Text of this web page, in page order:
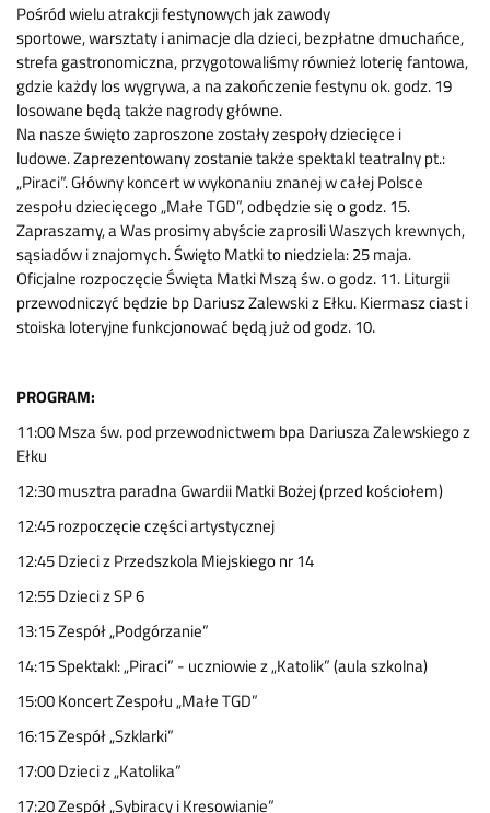
Pośród wielu atrakcji festynowych jak zawody
sportowe, warsztaty i animacje dla dzieci, bezpłatne dmuchańce,
strefa gastronomiczna, przygotowaliśmy również loterię fantowa,
gdzie każdy los wygrywa, a na zakończenie festynu ok. godz. 19
losowane będą także nagrody główne.
Na nasze święto zaproszone zostały zespoły dziecięce i
ludowe. Zaprezentowany zostanie także spektakl teatralny pt.:
„Piraci”. Główny koncert w wykonaniu znanej w całej Polsce
zespołu dziecięcego „Małe TGD”, odbędzie się o godz. 15.
Zapraszamy, a Was prosimy abyście zaprosili Waszych krewnych,
sąsiadów i znajomych. Święto Matki to niedziela: 25 maja.
Oficjalne rozpoczęcie Święta Matki Mszą św. o godz. 11. Liturgii
przewodniczyć będzie bp Dariusz Zalewski z Ełku. Kiermasz ciast i
stoiska loteryjne funkcjonować będą już od godz. 10.
PROGRAM:
11:00 Msza św. pod przewodnictwem bpa Dariusza Zalewskiego z
Ełku
12:30 musztra paradna Gwardii Matki Bożej (przed kościołem)
12:45 rozpoczęcie części artystycznej
12:45 Dzieci z Przedszkola Miejskiego nr 14
12:55 Dzieci z SP 6
13:15 Zespół „Podgórzanie”
14:15 Spektakl: „Piraci” - uczniowie z „Katolik” (aula szkolna)
15:00 Koncert Zespołu „Małe TGD”
16:15 Zespół „Szklarki”
17:00 Dzieci z „Katolika”
17:20 Zespół „Sybiracy i Kresowianie”